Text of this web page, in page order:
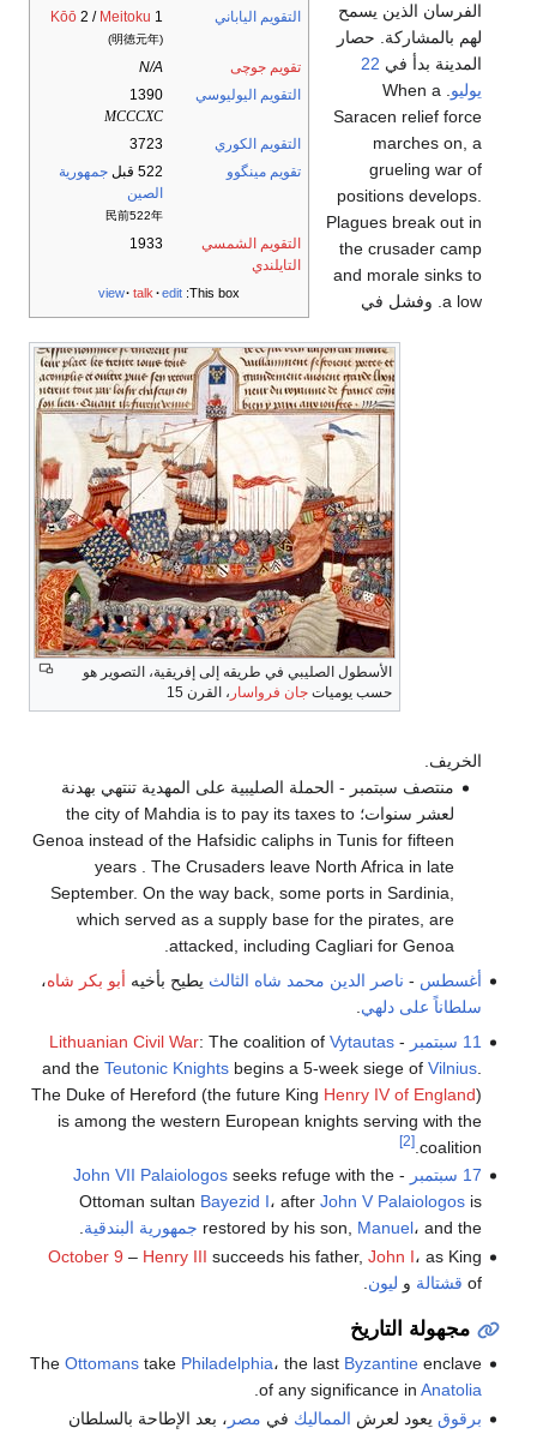
التقويم الياباني
Kōō 2 / Meitoku 1
(明徳元年)
تقويم جوچى
N/A
التقويم اليوليوسي
1390
MCCCXC
التقويم الكوري
3723
تقويم مينگوو
522 قبل
جمهورية
الصين
民前522年
التقويم الشمسي
التايلندي
1933
This box:
view talk edit
الأسطول الصليبي في طريقه إلى إفريقية، التصوير هو
حسب يوميات جان فرواسار ، القرن 15
الفرسان الذين يسمح
لهم بالمشاركة. حصار
المدينة بدأ في 22
يوليو . When a
Saracen relief force
marches on, a
grueling war of
positions develops.
Plagues break out in
the crusader camp
and morale sinks to
a low. وفشل في
الخريف.
منتصف سبتمبر - الحملة الصليبية على المهدية تنتهي بهدنة
لعشر سنوات؛ the city of Mahdia is to pay its taxes to
Genoa instead of the Hafsidic caliphs in Tunis for fifteen
years . The Crusaders leave North Africa in late
September. On the way back, some ports in Sardinia,
which served as a supply base for the pirates, are
attacked, including Cagliari for Genoa.
أغسطس - ناصر الدين محمد شاه الثالث يطيح بأخيه أبو بكر شاه،
سلطاناً على دلهي
11 سبتمبر
-
Lithuanian Civil War: The coalition of Vytautas
and the Teutonic Knightsbegins a 5-week siege of Vilnius.
The Duke of Hereford (the future King Henry IV of England)
is among the western European knights serving with the
coalition.
[2]
17 سبتمبر -
John VII Palaiologosseeks refuge with the
Ottoman sultan Bayezid I، after John V Palaiologosis
restored by his son, Manuel، and the جمهورية البندقية.
October 9 – Henry III succeeds his father, John I، as King
of قشتالة و ليون
مجهولة التاريخ
The Ottomanstake Philadelphia، the last Byzantineenclave
of any significance in Anatolia
برقوق يعود لعرش المماليك في مصر ، بعد الإطاحة بالسلطان